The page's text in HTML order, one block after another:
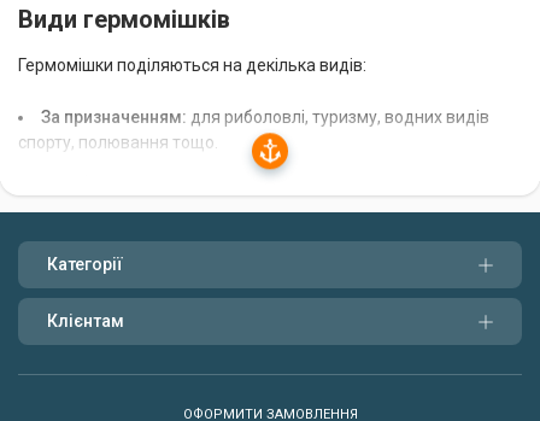
Види гермомішків
Гермомішки поділяються на декілька видів:
За призначенням: для риболовлі, туризму, водних видів
спорту, полювання тощо.
від 1 літра до 100 літрів і більше.
матеріалів.
За конструкцією:з лямками, ручками, клапанами та
іншими елементами.
невеликого об'єму, з міцного матеріалу та зі зручними
Категорії
Клієнтам
ОФОРМИТИ ЗАМОВЛЕННЯ